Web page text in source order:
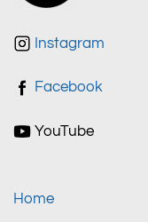
Instagram
Facebook
YouTube
Home